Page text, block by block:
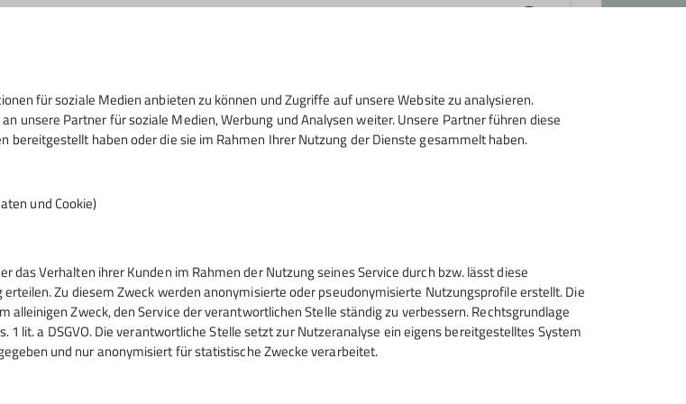
bietet Touren in allen Schwierigkeitsbereichen an. Dem Team ist es wichtig,
wird, damit jeder die eindrucksvolle Umgebung der Alpen genießen kann.
von jung bis alt die sich auf das Indoor-Klettern spezialisiert haben. Ab und
der Alb und des Schwarzwaldes in Zusammenarbeit mit unserem
werden auch unternommen. Informationen hierzu sind in unserem
der Bezirksgruppe Hechingen entwickelt.
auf der Alb und im Schwarzwald. Zudem werden mehrtätige
für soziale Medien anbieten zu können und Zugriffe auf unsere Website zu analysieren.
unsere Partner für soziale Medien, Werbung und Analysen weiter. Unsere Partner führen diese
haben oder die sie im Rahmen Ihrer Nutzung der Dienste gesammelt haben.
und Cookie)
das Verhalten ihrer Kunden im Rahmen der Nutzung seines Service durch bzw. lässt diese
Zu diesem Zweck werden anonymisierte oder pseudonymisierte Nutzungsprofile erstellt. Die
alleinigen Zweck, den Service der verantwortlichen Stelle ständig zu verbessern. Rechtsgrundlage
1 lit. a DSGVO. Die verantwortliche Stelle setzt zur Nutzeranalyse ein eigens bereitgestelltes System
und nur anonymisiert für statistische Zwecke verarbeitet.